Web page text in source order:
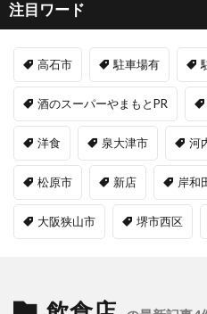
注目ワード
高石市 駐車場有
酒のスーパーやまもとPR
洋食 泉大津市 河
松原市 新店 岸和
大阪狭山市 堺市西区